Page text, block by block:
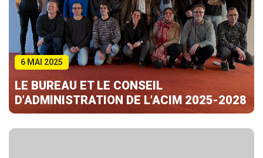
6 MAI 2025
LE BUREAU ET LE CONSEIL
D’ADMINISTRATION DE L’ACIM 2025-2028